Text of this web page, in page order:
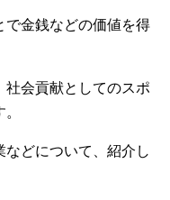
で金銭などの価値を得
社会貢献としてのスポ
などについて、紹介し